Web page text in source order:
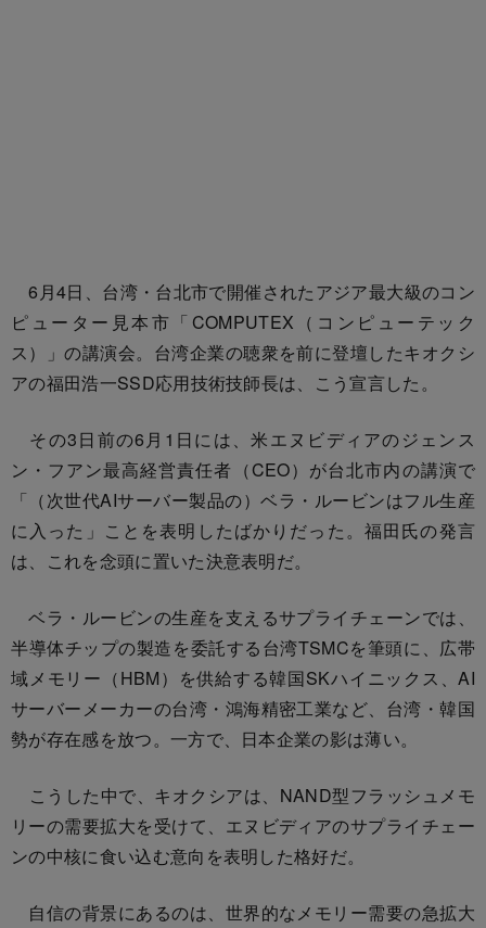
6月4日、台湾・台北市で開催されたアジア最大級のコン
ピューター見本市「COMPUTEX（コンピューテック
ス）」の講演会。台湾企業の聴衆を前に登壇したキオクシ
アの福田浩一SSD応用技術技師長は、こう宣言した。
その3日前の6月1日には、米エヌビディアのジェンス
ン・フアン最高経営責任者（CEO）が台北市内の講演で
「（次世代AIサーバー製品の）ベラ・ルービンはフル生産
に入った」ことを表明したばかりだった。福田氏の発言
は、これを念頭に置いた決意表明だ。
ベラ・ルービンの生産を支えるサプライチェーンでは、
半導体チップの製造を委託する台湾TSMCを筆頭に、広帯
域メモリー（HBM）を供給する韓国SKハイニックス、AI
サーバーメーカーの台湾・鴻海精密工業など、台湾・韓国
勢が存在感を放つ。一方で、日本企業の影は薄い。
こうした中で、キオクシアは、NAND型フラッシュメモ
リーの需要拡大を受けて、エヌビディアのサプライチェー
ンの中核に食い込む意向を表明した格好だ。
自信の背景にあるのは、世界的なメモリー需要の急拡大